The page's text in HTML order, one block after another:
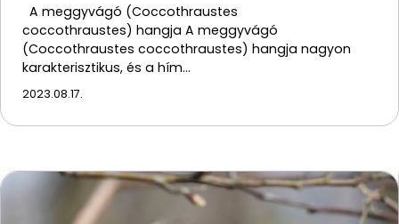
A meggyvágó (Coccothraustes
coccothraustes) hangja A meggyvágó
(Coccothraustes coccothraustes) hangja nagyon
karakterisztikus, és a hím…
2023.08.17.